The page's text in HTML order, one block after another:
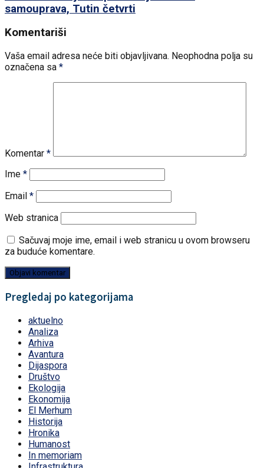
samouprava, Tutin četvrti
Komentariši
Vaša email adresa neće biti objavljivana. Neophodna polja su
označena sa *
Komentar *
Ime *
Email *
Web stranica
Sačuvaj moje ime, email i web stranicu u ovom browseru
za buduće komentare.
Pregledaj po kategorijama
aktuelno
Analiza
Arhiva
Avantura
Dijaspora
Društvo
Ekologija
Ekonomija
El Merhum
Historija
Hronika
Humanost
In memoriam